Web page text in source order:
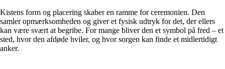
Kistens form og placering skaber en ramme for ceremonien. Den
samler opmærksomheden og giver et fysisk udtryk for det, der ellers
kan være svært at begribe. For mange bliver den et symbol på fred – et
sted, hvor den afdøde hviler, og hvor sorgen kan finde et midlertidigt
anker.